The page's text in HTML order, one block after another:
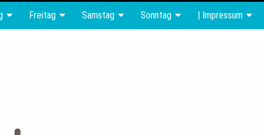
Freitag Samstag Sonntag | Impressum